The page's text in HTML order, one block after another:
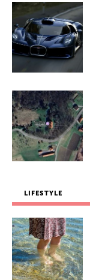
LIFESTYLE